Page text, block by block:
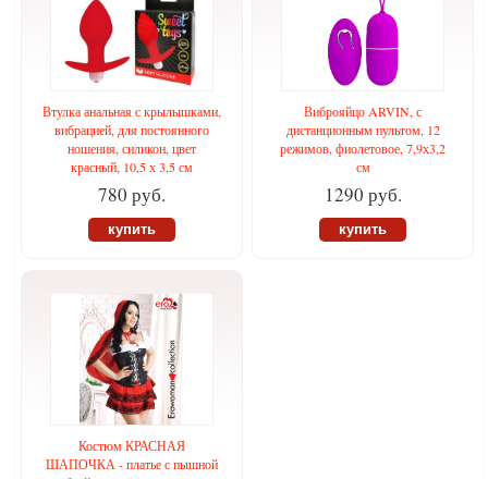
Втулка анальная с крылышками,
вибрацией, для постоянного
ношения, силикон, цвет
красный, 10,5 х 3,5 см
780 руб.
купить
Виброяйцо ARVIN, с
дистанционным пультом, 12
режимов, фиолетовое, 7,9х3,2
см
1290 руб.
купить
Костюм КРАСНАЯ
ШАПОЧКА - платье с пышной